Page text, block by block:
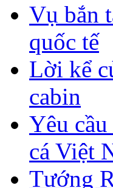
Vụ bắn
quốc tế
Lời kể
cabin
Yêu
cá Việt
Tướng